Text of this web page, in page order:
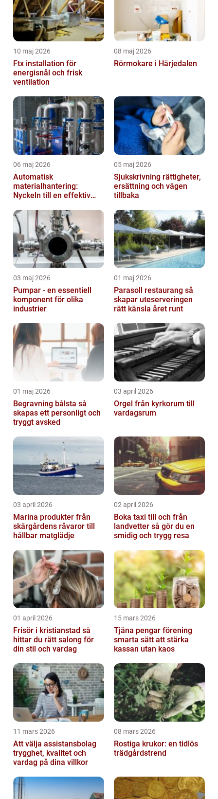
10 maj 2026
Ftx installation för
energisnål och frisk
ventilation
08 maj 2026
Rörmokare i Härjedalen
06 maj 2026
Automatisk
materialhantering:
Nyckeln till en effektiv
05 maj 2026
Sjukskrivning rättigheter,
ersättning och vägen
tillbaka
03 maj 2026
Pumpar - en essentiell
komponent för olika
industrier
01 maj 2026
Parasoll restaurang så
skapar uteserveringen
rätt känsla året runt
01 maj 2026
Begravning bålsta så
skapas ett personligt och
tryggt avsked
03 april 2026
Orgel från kyrkorum till
vardagsrum
03 april 2026
Marina produkter från
skärgårdens råvaror till
hållbar matglädje
02 april 2026
Boka taxi till och från
landvetter så gör du en
smidig och trygg resa
01 april 2026
Frisör i kristianstad så
hittar du rätt salong för
din stil och vardag
15 mars 2026
Tjäna pengar förening
smarta sätt att stärka
kassan utan kaos
11 mars 2026
Att välja assistansbolag
trygghet, kvalitet och
vardag på dina villkor
08 mars 2026
Rostiga krukor: en tidlös
trädgårdstrend